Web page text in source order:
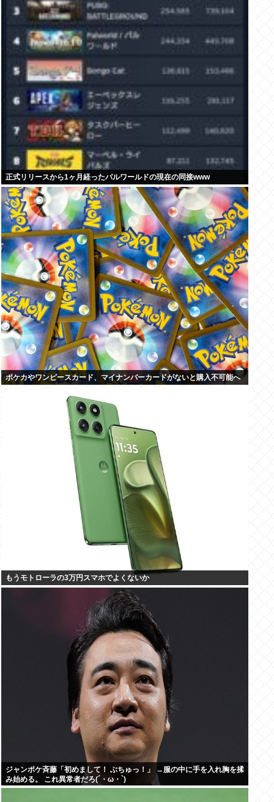
正式リリースから1ヶ月経ったパルワールドの現在の同接www
ポケカやワンピースカード、マイナンバーカードがないと購入不可能へ
もうモトローラの3万円スマホでよくないか
ジャンポケ斉藤「初めまして！ ぶちゅっ！」 →服の中に手を入れ胸を揉
み始める。 これ異常者だろ(´・ω・`)